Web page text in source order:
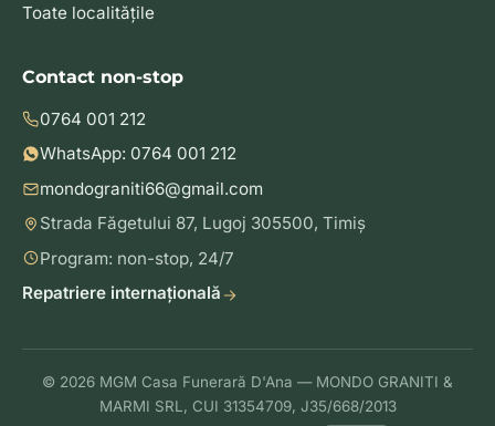
Toate localitățile
Contact non-stop
0764 001 212
WhatsApp: 0764 001 212
mondograniti66@gmail.com
Strada Făgetului 87, Lugoj 305500, Timiș
Program: non-stop, 24/7
Repatriere internațională
© 2026 MGM Casa Funerară D'Ana — MONDO GRANITI &
MARMI SRL, CUI 31354709, J35/668/2013